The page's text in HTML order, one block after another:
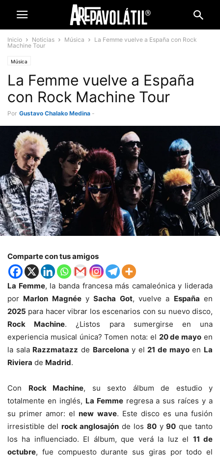
Inicio Noticias Música
La Femme vuelve a España con Rock
Machine Tour
Música
La Femme vuelve a España
con Rock Machine Tour
Por Gustavo Chalako Medina -
Comparte con tus amigos
La Femme, la banda francesa más camaleónica y liderada
por Marlon MagnéeySacha Got, vuelve a España en
2025 para hacer vibrar los escenarios con su nuevo disco,
Rock Machine. ¿Listos para sumergirse en una
experiencia musical única? Tomen nota: el 20 de mayo en
la sala Razzmatazz de Barcelona y el21 de mayoen La
Riviera de Madrid.
Con Rock Machine, su sexto álbum de estudio y
totalmente en inglés, La Femmeregresa a sus raíces y a
su primer amor: elnew wave. Este disco es una fusión
irresistible del rock anglosajón de los 80y90 que tanto
los ha influenciado. El álbum, que verá la luz el 11 de
octubre, fue compuesto durante sus giras por todo el